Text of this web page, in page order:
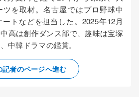
を取材。名古屋ではプロ野球中
トなどを担当した。2025年12月
高は創作ダンス部で、趣味は宝塚
中韓ドラマの鑑賞。
記者のページへ進む